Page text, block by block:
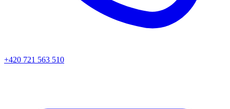
+420 721 563 510